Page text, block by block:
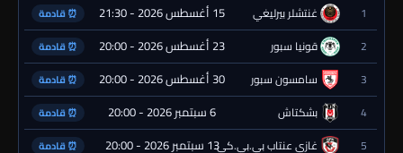
1
غنتشلر بيرليغي 15 أغسطس 2026 - 21:30 ⏰ قادمة
2 قونيا سبور 23 أغسطس 2026 - 20:00 ⏰ قادمة
3 سامسون سبور 30 أغسطس 2026 - 20:00 ⏰ قادمة
4 بشكتاش 6 سبتمبر 2026 - 20:00 ⏰ قادمة
5 غازي عنتاب بي.بي.كي.13 سبتمبر 2026 - 20:00 ⏰ قادمة